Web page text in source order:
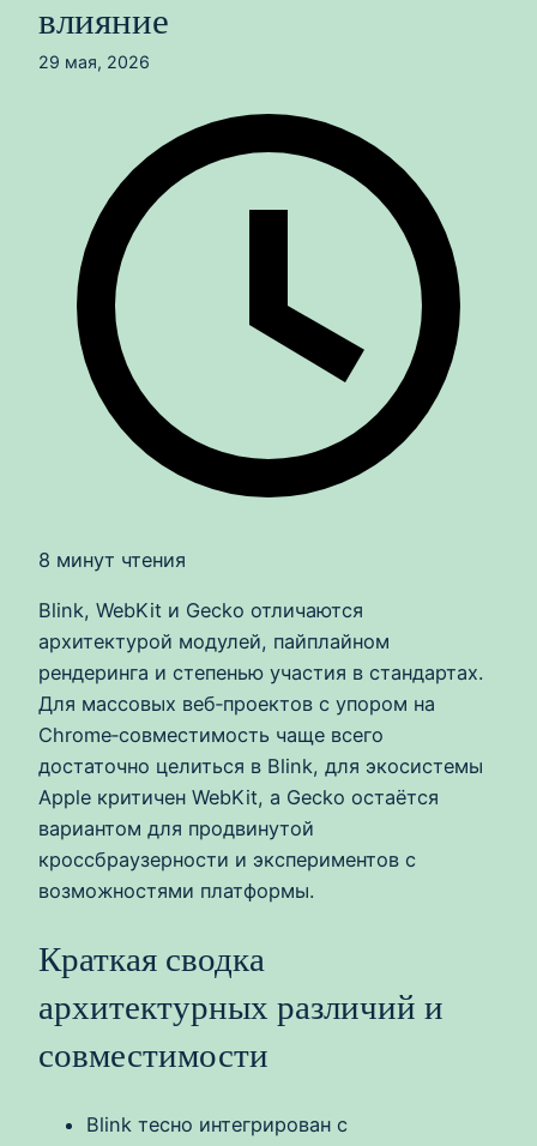
влияние
29 мая, 2026
8 минут чтения
Blink, WebKit и Gecko отличаются
архитектурой модулей, пайплайном
рендеринга и степенью участия в стандартах.
Для массовых веб‑проектов с упором на
Chrome‑совместимость чаще всего
достаточно целиться в Blink, для экосистемы
Apple критичен WebKit, а Gecko остаётся
вариантом для продвинутой
кроссбраузерности и экспериментов с
возможностями платформы.
Краткая сводка
архитектурных различий и
совместимости
Blink тесно интегрирован с